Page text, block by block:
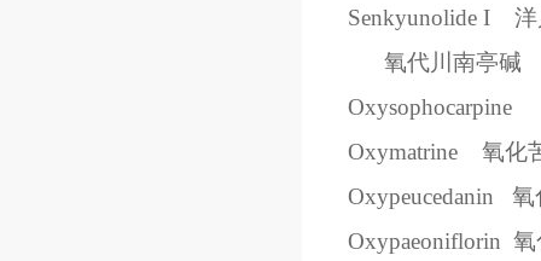
Senkyunolide I
氧代川南亭碱
Oxysophocarpine
Oxymatrine
氧化
Oxypeucedanin
氧
Oxypaeoniflorin 氧